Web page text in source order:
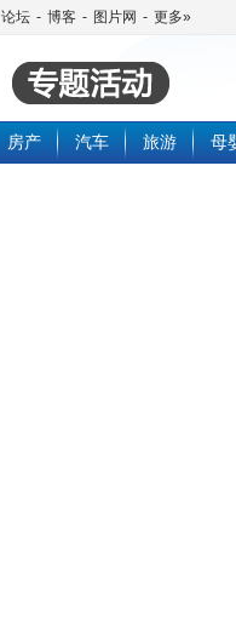
论坛 - 博客 - 图片网 - 更多»
房产 汽车 旅游 母